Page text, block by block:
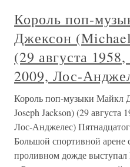
Король поп-
Джексон
(29 августа
2009, Лос-
Король поп-музыки Майкл
Joseph Jackson) (29
Лос-Анджелес)
Большой спортивной
проливном дожде